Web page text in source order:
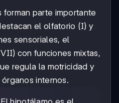
parte importante
el olfatorio (I) y
sensoriales, el
con funciones mixtas,
regula la motricidad y
internos.